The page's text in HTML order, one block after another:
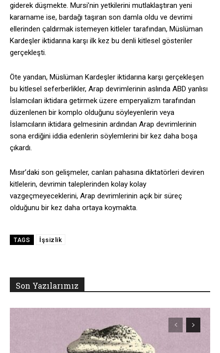
giderek düşmekte. Mursi’nin yetkilerini mutlaklaştıran yeni
kararname ise, bardağı taşıran son damla oldu ve devrimi
ellerinden çaldırmak istemeyen kitleler tarafından, Müslüman
Kardeşler iktidarına karşı ilk kez bu denli kitlesel gösteriler
gerçekleşti.
Öte yandan, Müslüman Kardeşler iktidarına karşı gerçekleşen
bu kitlesel seferberlikler, Arap devrimlerinin aslında ABD yanlısı
İslamcıları iktidara getirmek üzere emperyalizm tarafından
düzenlenen bir komplo olduğunu söyleyenlerin veya
İslamcıların iktidara gelmesinin ardından Arap devrimlerinin
sona erdiğini iddia edenlerin söylemlerini bir kez daha boşa
çıkardı.
Mısır’daki son gelişmeler, canları pahasına diktatörleri deviren
kitlelerin, devrimin taleplerinden kolay kolay
vazgeçmeyeceklerini, Arap devrimlerinin açık bir süreç
olduğunu bir kez daha ortaya koymakta.
TAGS İşsizlik
Son Yazılarımız